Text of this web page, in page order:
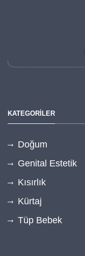
KATEGORİLER
Doğum
Genital Estetik
Kısırlık
Kürtaj
Tüp Bebek